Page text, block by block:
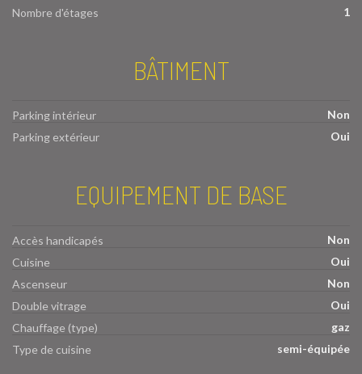
Nombre d'étages 1
BÂTIMENT
Parking intérieur
Non
Parking extérieur
Oui
EQUIPEMENT DE BASE
Accès handicapés
Non
Cuisine
Oui
Ascenseur
Non
Double vitrage
Oui
Chauffage (type)
gaz
Type de cuisine
semi-équipée